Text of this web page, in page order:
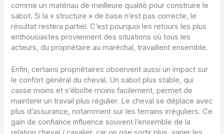
comme un matériau de meilleure qualité pour construire le
sabot. Si la « structure » de base n’est pas correcte, le
résultat restera partiel. C’est pourquoi les retours les plus
enthousiastes proviennent des situations où tous les
acteurs, du propriétaire au maréchal, travaillent ensemble.
Enfin, certains propriétaires observent aussi un impact sur
le confort général du cheval. Un sabot plus stable, qui
casse moins et s’éboîte moins facilement, permet de
maintenir un travail plus régulier. Le cheval se déplace avec
plus d’assurance, notamment sur les terrains irréguliers. Ce
gain de confiance influence souvent l’ensemble de la